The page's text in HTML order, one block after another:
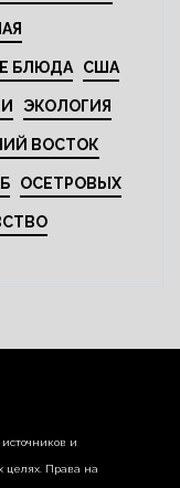
БЛЮДА США
ЭКОЛОГИЯ
ВОСТОК
ОСЕТРОВЫХ
и
целях. Права на